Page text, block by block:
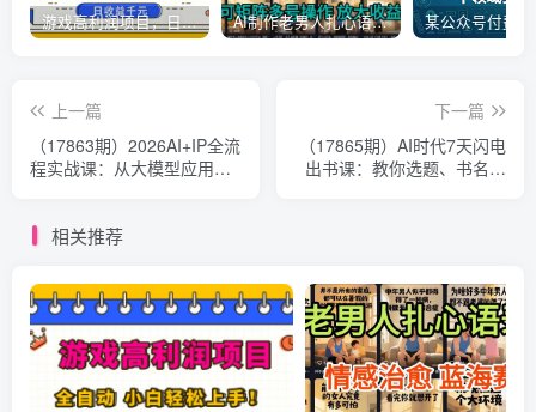
游戏高利润项目，日收益1k+，全自动，无需值守，解放双手，小白轻松上手【揭秘】 AI制作老男人扎心语录，5分钟一条，操作简单，流量非常大，保姆级教程
上一篇
（17863期）2026AI+IP全流
程实战课：从大模型应用、
下一篇
（17865期）AI时代7天闪电
出书课：教你选题、书名、
相关推荐